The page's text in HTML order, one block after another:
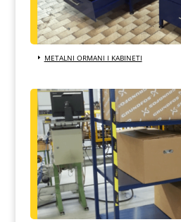
METALNI ORMANI I KABINETI